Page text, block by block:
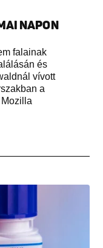
NAPON
falainak
és
vívott
a